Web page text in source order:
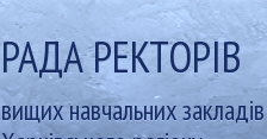
РАДА РЕКТОРІВ
вищих навчальних